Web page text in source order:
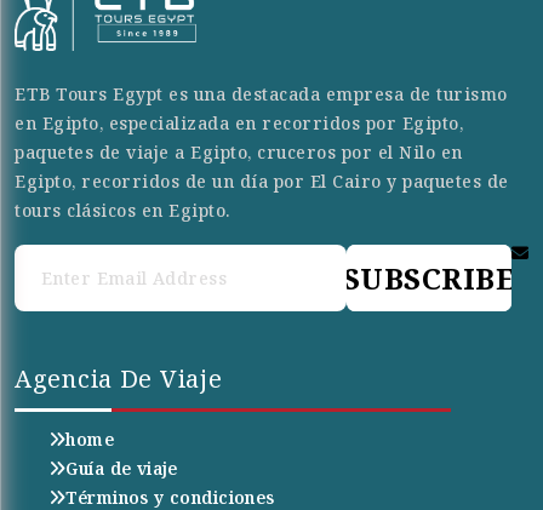
ETB Tours Egypt es una destacada empresa de turismo
en Egipto, especializada en recorridos por Egipto,
paquetes de viaje a Egipto, cruceros por el Nilo en
Egipto, recorridos de un día por El Cairo y paquetes de
tours clásicos en Egipto.
SUBSCRIBE
Agencia De Viaje
home
Guía de viaje
Términos y condiciones